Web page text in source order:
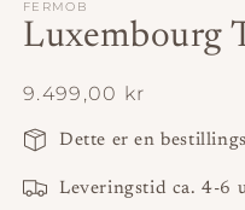
FERMOB
Luxembourg
Normalpris
9.499,00 kr
Dette er en
Leveringstid ca. 4-6